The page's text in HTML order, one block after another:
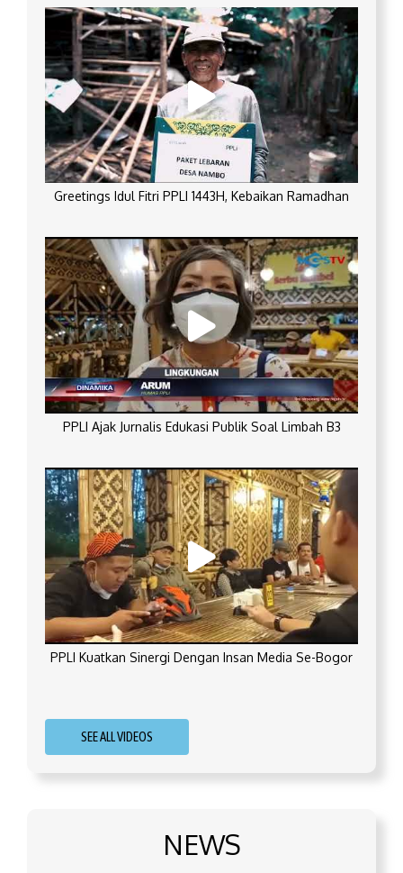
Greetings Idul Fitri PPLI 1443H, Kebaikan Ramadhan
PPLI Ajak Jurnalis Edukasi Publik Soal Limbah B3
PPLI Kuatkan Sinergi Dengan Insan Media Se-Bogor
SEE ALL VIDEOS
NEWS